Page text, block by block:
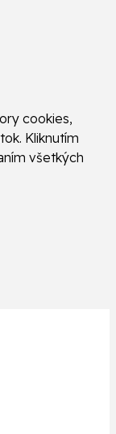
cookies,
Kliknutím
všetkých